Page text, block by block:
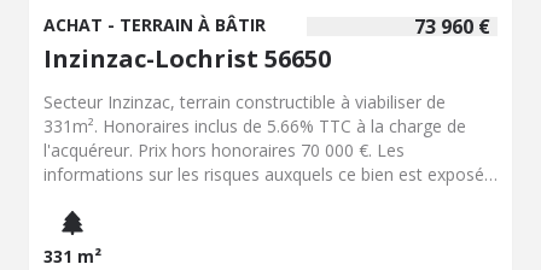
73 960 €
ACHAT - TERRAIN À BÂTIR
Inzinzac-Lochrist 56650
Secteur Inzinzac, terrain constructible à viabiliser de
331m². Honoraires inclus de 5.66% TTC à la charge de
l'acquéreur. Prix hors honoraires 70 000 €. Les
informations sur les risques auxquels ce bien est exposé
georisques.gouv.fr.
331 m²